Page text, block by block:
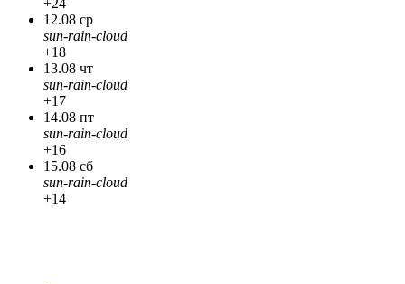
+24
12.08 ср
sun-rain-cloud
+18
13.08 чт
sun-rain-cloud
+17
14.08 пт
sun-rain-cloud
+16
15.08 сб
sun-rain-cloud
+14